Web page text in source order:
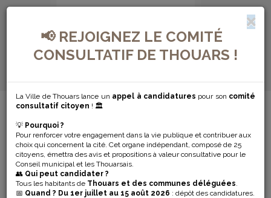
📢 REJOIGNEZ LE COMITÉ
CONSULTATIF DE THOUARS !
La Ville de Thouars lance un appel à candidatures pour son comité
consultatif citoyen ! 🏛️
💡 Pourquoi ?
Pour renforcer votre engagement dans la vie publique et contribuer aux
choix qui concernent la cité. Cet organe indépendant, composé de 25
citoyens, émettra des avis et propositions à valeur consultative pour le
Conseil municipal et les Thouarsais.
👥 Qui peut candidater ?
Tous les habitants de Thouars et des communes déléguées.
📅 Quand ? Du 1er juillet au 15 août 2026 : dépôt des candidatures.
MENU DE NAVIGATION...
FORMATIONS
POST-BAC